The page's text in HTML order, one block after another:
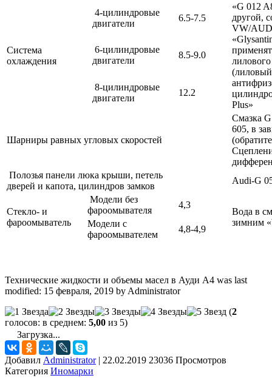
Система
охлаждения
4-цилиндровые
двигатели
6.5-7.5
«G 012
другой,
VW/
Plus»
6-цилиндровые
двигатели
8.5-9.0
8-цилиндровые
двигатели
12.2
Шарниры равных угловых скоростей
Смазка
605, в
Полозья панели люка крыши, петель
дверей и капота, цилиндров замков
Audi-G
Стекло- и
фароомыватель
Модели без
фароомывателя
4,3
Вода в
зимним
Модели с
фароомывателем
4,8-4,9
Технические жидкости и объемы масел в Ауди А4 was last
modified: 15 февраля, 2019 by Administrator
(2
голосов: в среднем: 5,00 из 5)
Загрузка...
Добавил Administrator | 22.02.2019 23036 Просмотров
Категория Иномарки